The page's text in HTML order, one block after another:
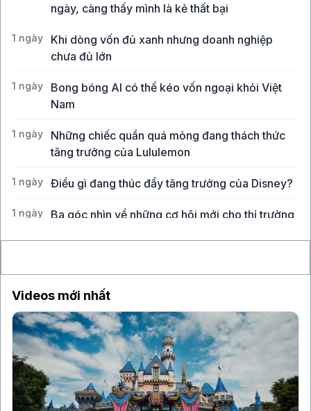
ngày, càng thấy mình là kẻ thất bại
1 ngày
Khi dòng vốn đủ xanh nhưng doanh nghiệp
chưa đủ lớn
1 ngày
Bong bóng AI có thể kéo vốn ngoại khỏi Việt
Nam
1 ngày
Những chiếc quần quá mỏng đang thách thức
tăng trưởng của Lululemon
1 ngày Điều gì đang thúc đẩy tăng trưởng của Disney?
1 ngày
Ba góc nhìn về những cơ hội mới cho thị trường
Videos mới nhất